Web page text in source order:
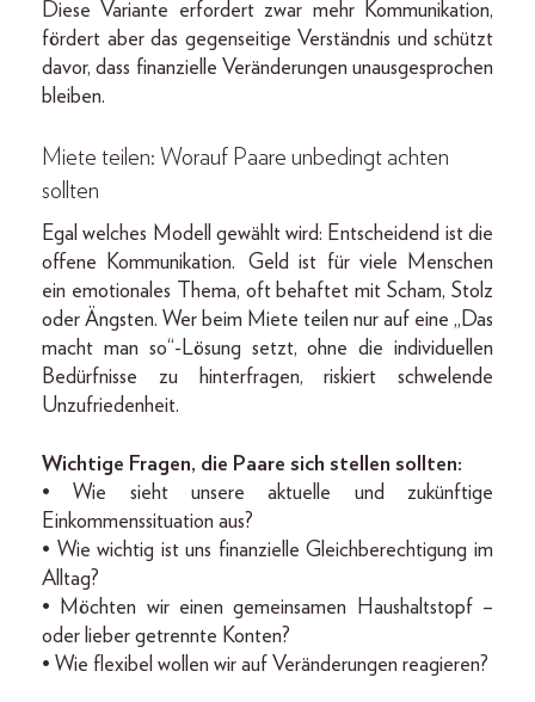
Diese Variante erfordert zwar mehr Kommunikation,
fördert aber das gegenseitige Verständnis und schützt
davor, dass finanzielle Veränderungen unausgesprochen
bleiben.
Miete teilen: Worauf Paare unbedingt achten
sollten
Egal welches Modell gewählt wird: Entscheidend ist die
offene Kommunikation. Geld ist für viele Menschen
ein emotionales Thema, oft behaftet mit Scham, Stolz
oder Ängsten. Wer beim Miete teilen nur auf eine „Das
macht man so“-Lösung setzt, ohne die individuellen
Bedürfnisse zu hinterfragen, riskiert schwelende
Unzufriedenheit.
Wichtige Fragen, die Paare sich stellen sollten:
• Wie sieht unsere aktuelle und zukünftige
Einkommenssituation aus?
• Wie wichtig ist uns finanzielle Gleichberechtigung im
Alltag?
• Möchten wir einen gemeinsamen Haushaltstopf –
oder lieber getrennte Konten?
• Wie flexibel wollen wir auf Veränderungen reagieren?